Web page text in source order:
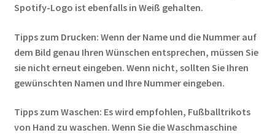
Spotify-Logo ist ebenfalls in Weiß gehalten.
Tipps zum Drucken: Wenn der Name und die Nummer auf
dem Bild genau Ihren Wünschen entsprechen, müssen Sie
sie nicht erneut eingeben. Wenn nicht, sollten Sie Ihren
gewünschten Namen und Ihre Nummer eingeben.
Tipps zum Waschen: Es wird empfohlen, Fußballtrikots
von Hand zu waschen. Wenn Sie die Waschmaschine